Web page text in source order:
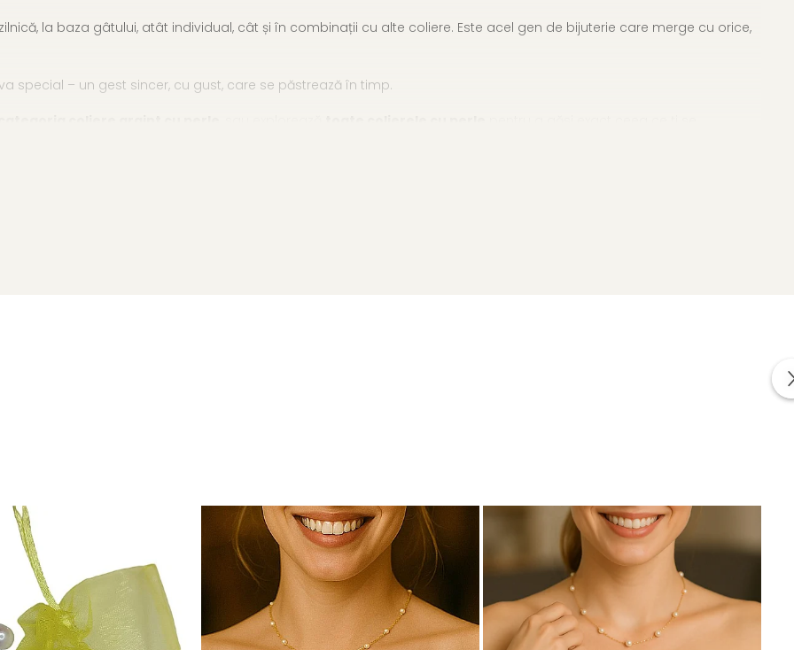
la baza gâtului, atât individual, cât și în combinații cu alte coliere. Este acel gen de bijuterie care merge cu orice,
special – un gest sincer, cu gust, care se păstrează în timp.
cu prezență, care adaugă emoție și lumină fiecărui moment.
de
cercei cu perlesau o brățarăfină din aceeași colecție.
Vezi toate opțiunile disponibile.
aur si argint utilizate in realizarea bijuteriilor
bijuteriilor, anumite componente esentiale sunt fabricate in conformitate cu standardele specifice industriei.